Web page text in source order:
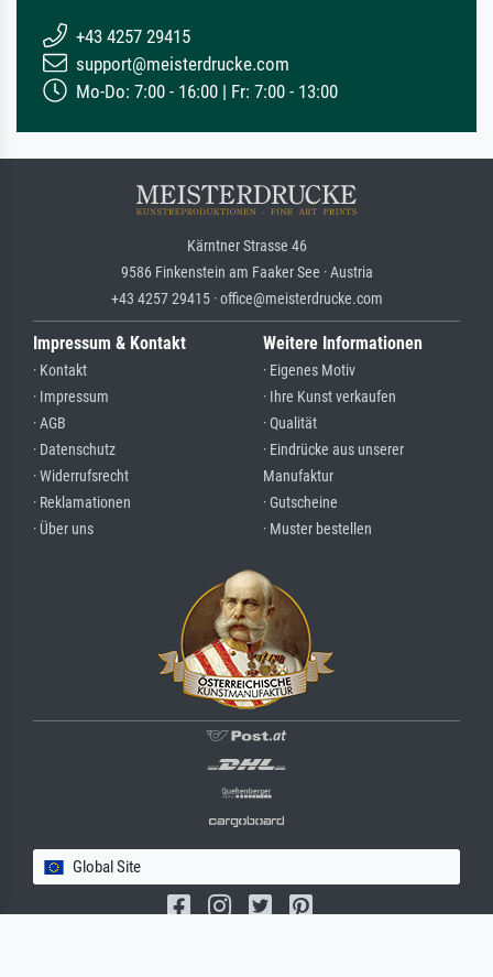
+43 4257 29415
support@meisterdrucke.com
Mo-Do: 7:00 - 16:00 | Fr: 7:00 - 13:00
Kärntner Strasse 46
9586 Finkenstein am Faaker See · Austria
+43 4257 29415 · office@meisterdrucke.com
Impressum & Kontakt
· Kontakt
· Impressum
· AGB
· Datenschutz
· Widerrufsrecht
· Reklamationen
· Über uns
Weitere Informationen
· Eigenes Motiv
· Ihre Kunst verkaufen
· Qualität
· Eindrücke aus unserer
Manufaktur
· Gutscheine
· Muster bestellen
Global Site